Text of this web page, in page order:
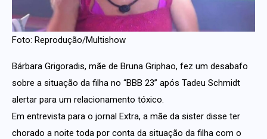
Foto: Reprodução/Multishow
Bárbara Grigoradis, mãe de Bruna Griphao, fez um desabafo
sobre a situação da filha no “BBB 23” após Tadeu Schmidt
alertar para um relacionamento tóxico.
Em entrevista para o jornal Extra, a mãe da sister disse ter
chorado a noite toda por conta da situação da filha com o